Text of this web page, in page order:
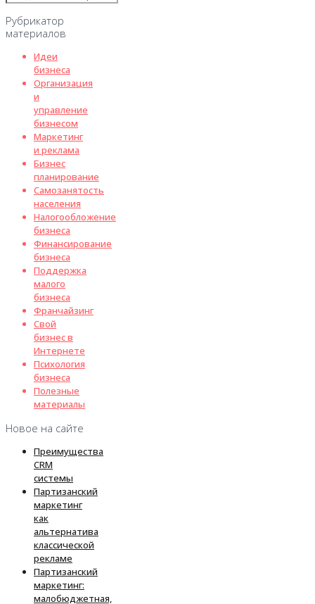
Рубрикатор
материалов
Идеи
бизнеса
Организация
и
управление
бизнесом
Маркетинг
и реклама
Бизнес
планирование
Самозанятость
населения
Налогообложение
бизнеса
Финансирование
бизнеса
Поддержка
малого
бизнеса
Франчайзинг
Свой
бизнес в
Интернете
Психология
бизнеса
Полезные
материалы
Новое на сайте
Преимущества
CRM
системы
Партизанский
маркетинг
как
альтернатива
классической
рекламе
Партизанский
маркетинг:
малобюджетная,